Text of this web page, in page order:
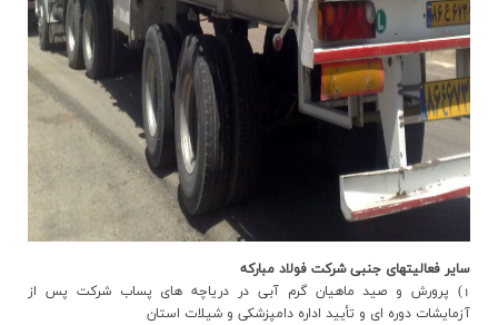
ساير فعاليتهاي جنبي شرکت فولاد مبارکه
1) پرورش و صيد ماهيان گرم آبي در درياچه هاي پساب شرکت پس از
آزمايشات دوره اي و تأييد اداره دامپزشکي و شيلات استان